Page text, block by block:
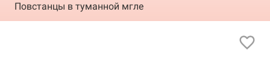
Повстанцы в туманной мгле